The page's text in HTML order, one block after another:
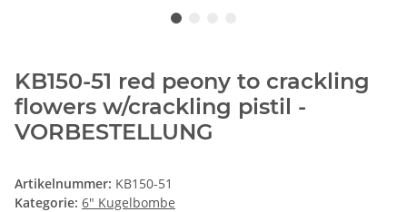
KB150-51 red peony to crackling
flowers w/crackling pistil -
VORBESTELLUNG
Artikelnummer: KB150-51
Kategorie: 6" Kugelbombe